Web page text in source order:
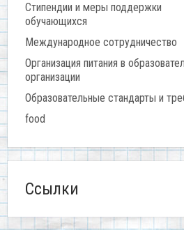
Стипендии и меры поддержки
обучающихся
Международное сотрудничество
Организация питания в
организации
Образовательные стандарты и
food
Ссылки